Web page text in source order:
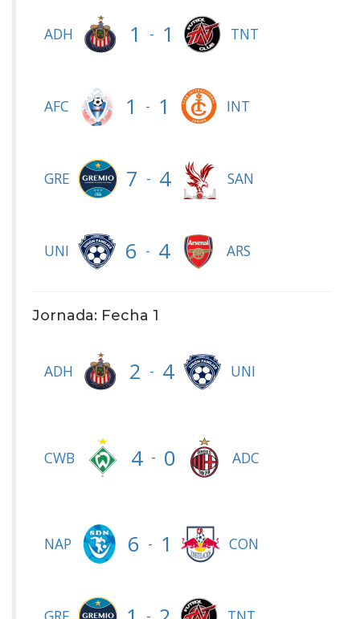
ADH 1 - 1 TNT
AFC 1 - 1 INT
GRE 7 - 4 SAN
UNI 6 - 4 ARS
Jornada: Fecha 1
ADH 2 - 4 UNI
CWB 4 - 0 ADC
NAP 6 - 1 CON